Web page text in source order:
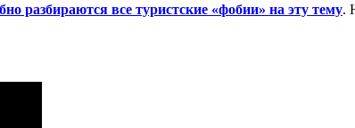
разбираются все туристские «фобии» на эту тему.